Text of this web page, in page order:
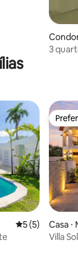
3
5 de uma
5 (5)
Casa
Villa